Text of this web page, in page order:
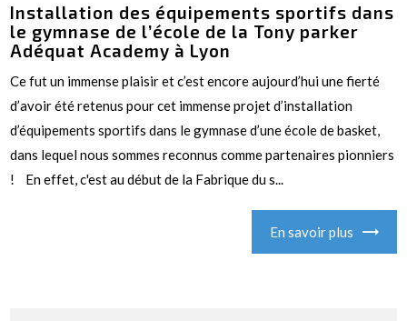
Installation des équipements sportifs dans
le gymnase de l’école de la Tony parker
Adéquat Academy à Lyon
Ce fut un immense plaisir et c’est encore aujourd’hui une fierté
d’avoir été retenus pour cet immense projet d’installation
d’équipements sportifs dans le gymnase d’une école de basket,
dans lequel nous sommes reconnus comme partenaires pionniers
! En effet, c'est au début de la Fabrique du s...
En savoir plus